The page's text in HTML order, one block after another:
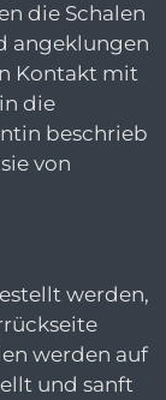
die Schalen
angeklungen
Kontakt mit
die
beschrieb
von
werden,
werden auf
und sanft